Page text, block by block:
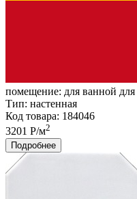
помещение: для ванной
Тип: настенная
Код товара: 184046
3201 Р/м2
Подробнее